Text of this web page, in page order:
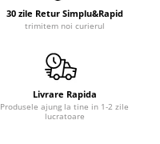
30 zile Retur Simplu&Rapid
trimitem noi curierul
Livrare Rapida
Produsele ajung la tine in 1-2 zile
lucratoare